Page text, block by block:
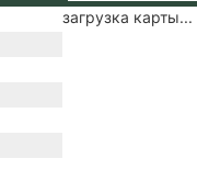
загрузка карты...